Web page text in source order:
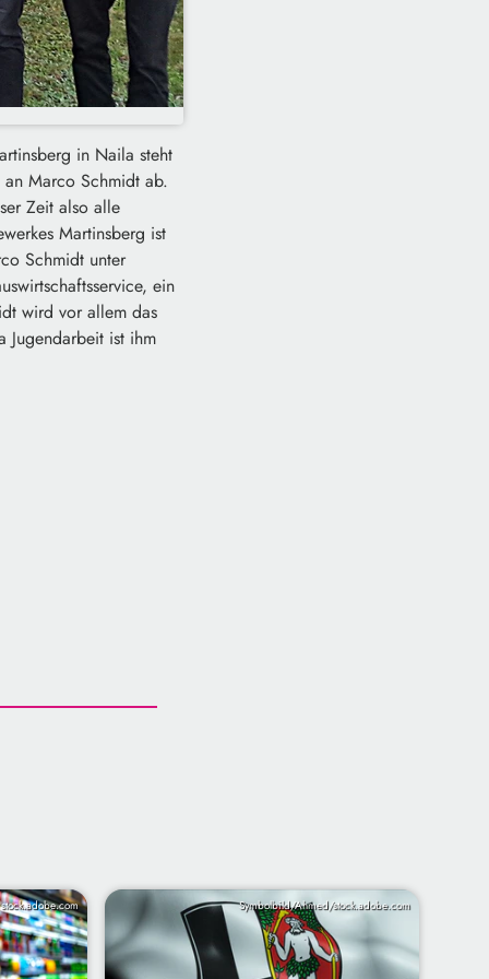
in Naila steht
Marco Schmidt ab.
Zeit also alle
Martinsberg ist
Schmidt unter
ein
wird vor allem das
Jugendarbeit ist ihm
Symbolbild/Ahmed/stock.adobe.com